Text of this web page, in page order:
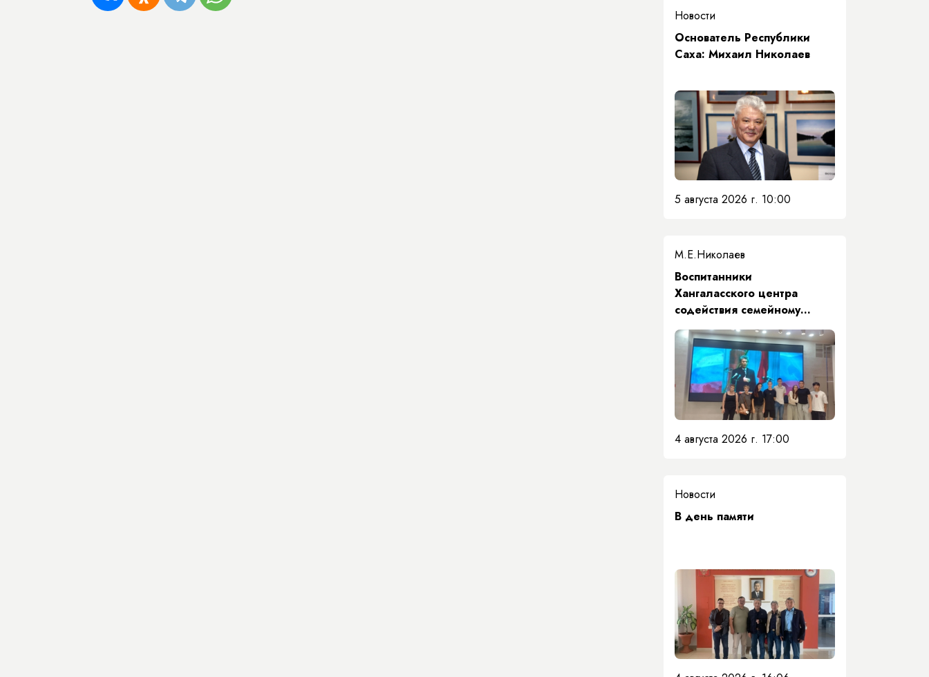
Новости
Основатель Республики
Саха: Михаил Николаев
5 августа 2026 г. 10:00
М.Е.Николаев
​Воспитанники
Хангаласского центра
содействия семейному
воспитанию почтили память
Первого Президента Якутии
4 августа 2026 г. 17:00
Новости
​В день памяти